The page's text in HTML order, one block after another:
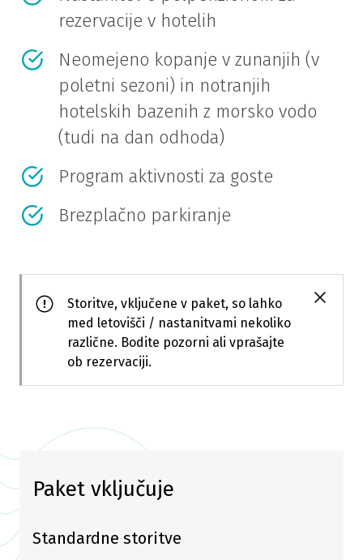
rezervacije v hotelih
Neomejeno kopanje v zunanjih (v
poletni sezoni) in notranjih
hotelskih bazenih z morsko vodo
(tudi na dan odhoda)
Program aktivnosti za goste
Brezplačno parkiranje
Storitve, vključene v paket, so lahko
med letovišči / nastanitvami nekoliko
različne. Bodite pozorni ali vprašajte
ob rezervaciji.
Paket vključuje
Standardne storitve